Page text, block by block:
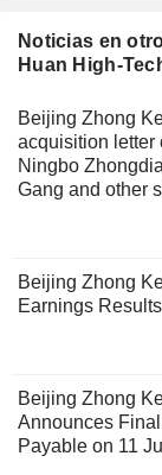
Noticias en
Huan High-
Beijing Zhong
acquisition letter
Ningbo
Gang and other
Beijing Zhong
Earnings
Beijing Zhong
Announces
Payable on 11